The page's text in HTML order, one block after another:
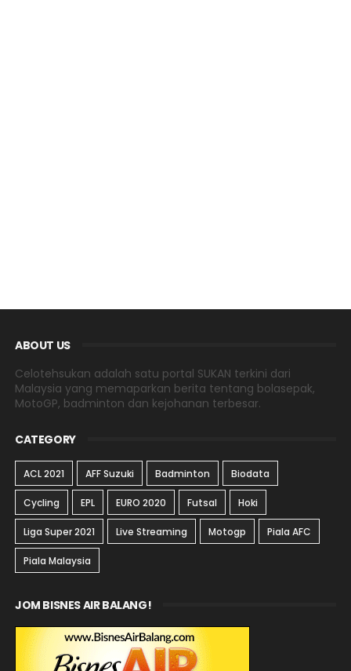
ABOUT US
Celotehsukan adalah satu portal SUKAN terkini dari
Malaysia yang memaparkan berita tentang bolasepak,
MotoGP, badminton dan kejohanan terbesar.
CATEGORY
ACL 2021 AFF Suzuki Badminton Biodata
Cycling EPL EURO 2020 Futsal Hoki
Liga Super 2021 Live Streaming Motogp Piala AFC
Piala Malaysia
JOM BISNES AIR BALANG!